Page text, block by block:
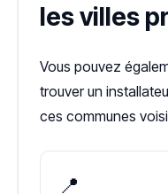
les villes
Vous pouvez
trouver un
ces communes
📍